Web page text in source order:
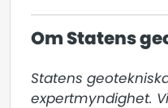
Om Statens
Statens
expertmyndighet.